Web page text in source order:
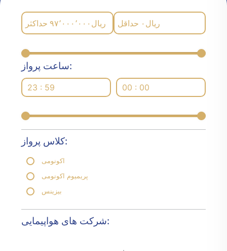
حداکثر ۹۷٬۰۰۰٬۰۰۰ ریال حداقل ۰ ریال
ساعت پرواز:
23 : 59 00 : 00
کلاس پرواز:
اکونومی
پریمیوم اکونومی
بیزینس
شرکت های هواپیمایی: